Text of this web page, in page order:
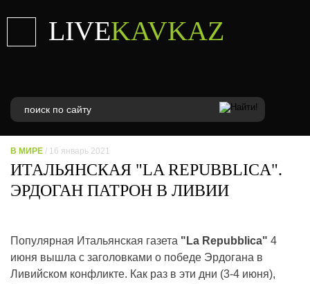
LIVEKAVKAZ
В МИРЕ / 16 январь 2021
ИТАЛЬЯНСКАЯ "LA REPUBBLICA".
ЭРДОГАН ПАТРОН В ЛИВИИ
Популярная Итальянская газета "La Repubblica" 4
июня вышла с заголовками о победе Эрдогана в
Ливийском конфликте. Как раз в эти дни (3-4 июня),